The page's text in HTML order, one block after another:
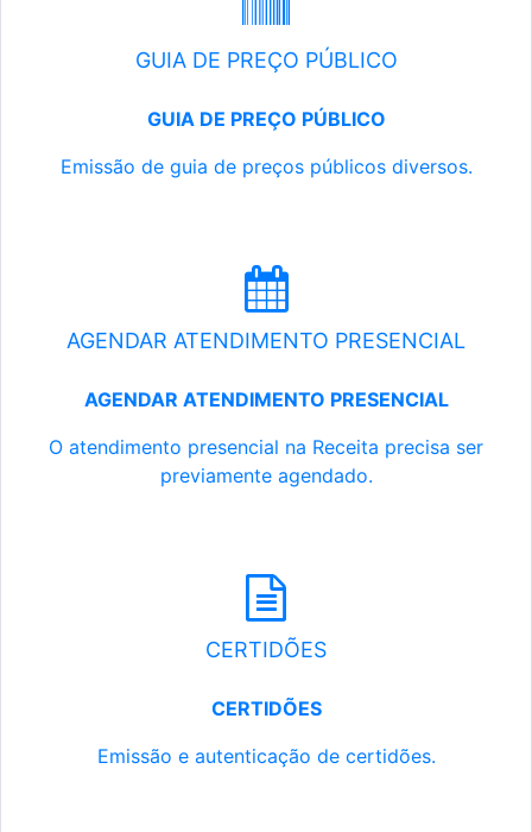
GUIA DE PREÇO PÚBLICO
GUIA DE PREÇO PÚBLICO
Emissão de guia de preços públicos diversos.
AGENDAR ATENDIMENTO PRESENCIAL
AGENDAR ATENDIMENTO PRESENCIAL
O atendimento presencial na Receita precisa ser
previamente agendado.
CERTIDÕES
CERTIDÕES
Emissão e autenticação de certidões.